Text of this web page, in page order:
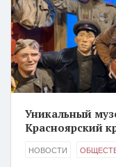
Уникальный
Красноярский
НОВОСТИ